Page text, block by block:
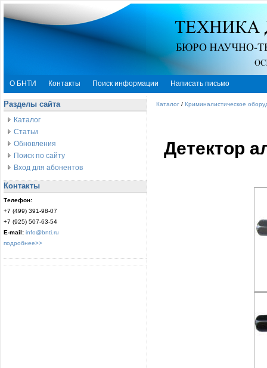
О БНТИ Контакты Поиск информации Написать письмо
Разделы сайта
Каталог
Статьи
Обновления
Поиск по сайту
Вход для абонентов
Контакты
Телефон:
+7 (499) 391-98-07
+7 (925) 507-63-54
E-mail: info@bnti.ru
подробнее>>
Каталог / Криминалистическое
Детектор